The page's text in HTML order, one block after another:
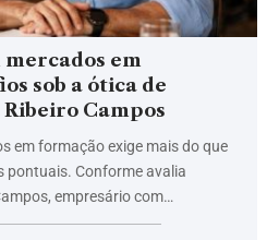
em
sob a ótica de
Campos
em formação exige mais do que
pontuais. Conforme avalia
empresário com…